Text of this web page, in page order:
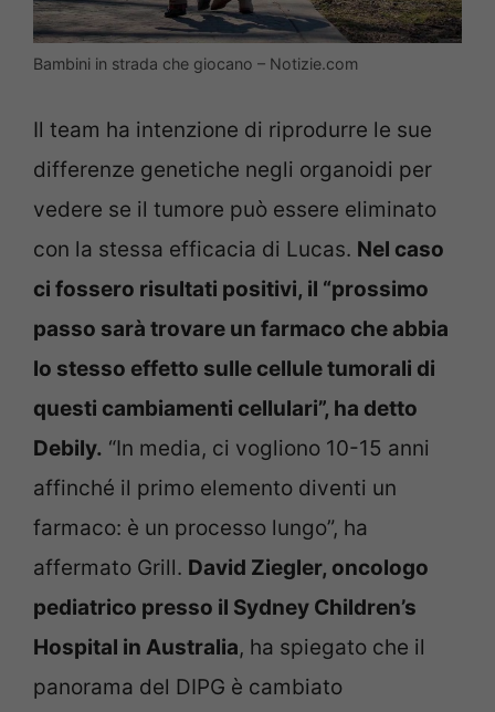
Bambini in strada che giocano – Notizie.com
Il team ha intenzione di riprodurre le sue
differenze genetiche negli organoidi per
vedere se il tumore può essere eliminato
con la stessa efficacia di Lucas. Nel caso
ci fossero risultati positivi, il “prossimo
passo sarà trovare un farmaco che abbia
lo stesso effetto sulle cellule tumorali di
questi cambiamenti cellulari”, ha detto
Debily. “In media, ci vogliono 10-15 anni
affinché il primo elemento diventi un
farmaco: è un processo lungo”, ha
affermato Grill. David Ziegler, oncologo
pediatrico presso il Sydney Children’s
Hospital in Australia, ha spiegato che il
panorama del DIPG è cambiato